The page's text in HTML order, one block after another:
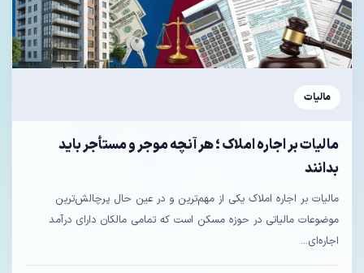
مالیات
مالیات بر اجاره املاک ؛ هر آنچه موجر و مستأجر باید
بدانند
مالیات بر اجاره املاک یکی از مهم‌ترین و در عین حال پرچالش‌ترین
موضوعات مالیاتی در حوزه مسکن است که تمامی مالکان دارای درآمد
اجاره‌ای...